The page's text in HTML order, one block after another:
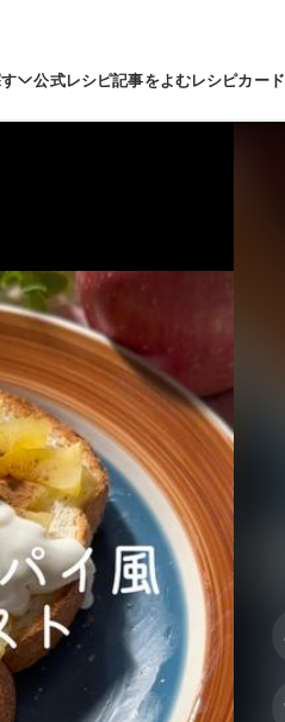
公式レシピ記事をよむレシピカード